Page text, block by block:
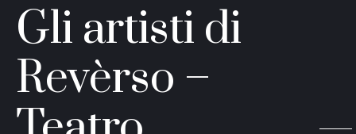
Gli artisti di
Revèrso –